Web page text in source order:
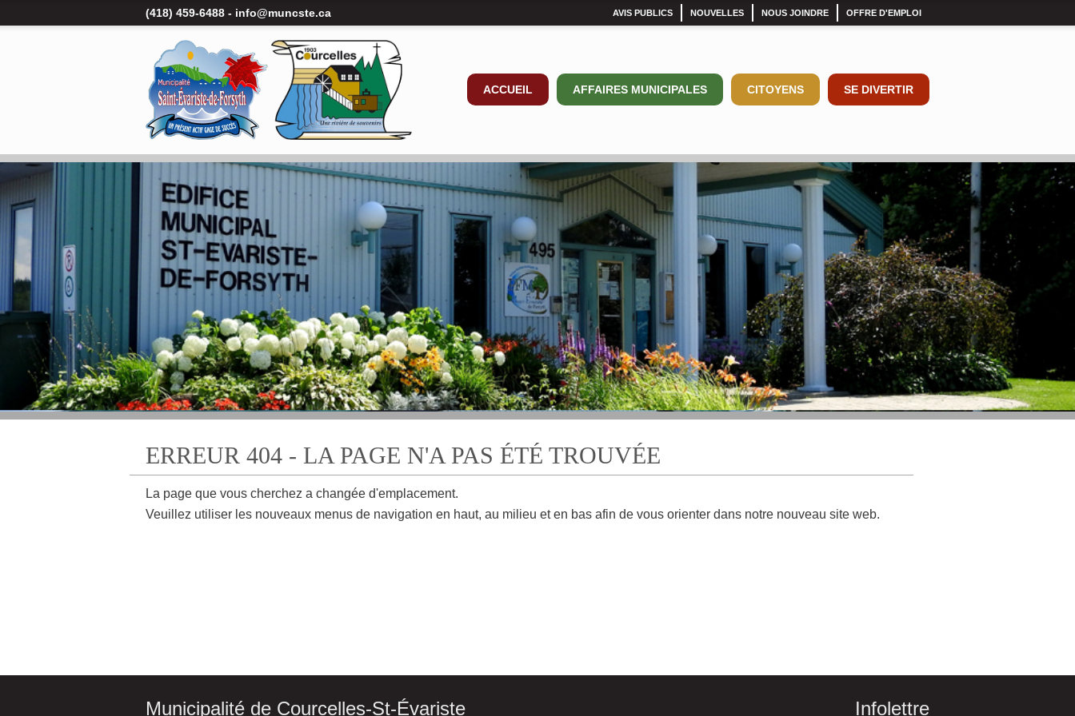
(418) 459-6488 - info@muncste.ca AVIS PUBLICS NOUVELLES NOUS JOINDRE OFFRE D'EMPLOI
ACCUEIL AFFAIRES MUNICIPALES CITOYENS SE DIVERTIR
ERREUR 404 - LA PAGE N'A PAS ÉTÉ TROUVÉE
La page que vous cherchez a changée d'emplacement.
Veuillez utiliser les nouveaux menus de navigation en haut, au milieu et en bas afin de vous orienter dans notre nouveau site web.
Municipalité de Courcelles-St-Évariste Infolettre